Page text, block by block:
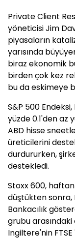
Private Client
yöneticisi Jim
piyasaların
yarısında
biraz ekonomik
birden çok kez
bu da eskimeye
S&P 500
yüzde 0.1'den az
ABD hisse
üreticilerini
durdururken,
destekledi.
Stoxx 600,
düştükten sonra,
Bankacılık
grubu
İngiltere'nin FTSE